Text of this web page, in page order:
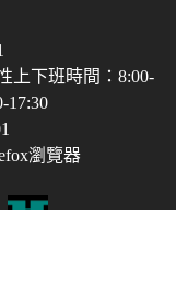
上下班時間：8:00-
17:30
瀏覽器